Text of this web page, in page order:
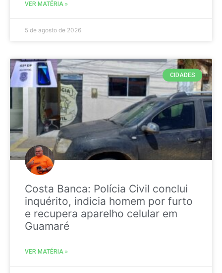
VER MATÉRIA »
5 de agosto de 2026
CIDADES
Costa Banca: Polícia Civil conclui
inquérito, indicia homem por furto
e recupera aparelho celular em
Guamaré
VER MATÉRIA »